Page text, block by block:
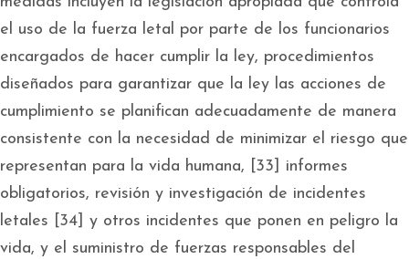
el uso de la fuerza letal por parte de los funcionarios
encargados de hacer cumplir la ley, procedimientos
diseñados para garantizar que la ley las acciones de
cumplimiento se planifican adecuadamente de manera
consistente con la necesidad de minimizar el riesgo que
representan para la vida humana, [33] informes
obligatorios, revisión y investigación de incidentes
letales [34] y otros incidentes que ponen en peligro la
vida, y el suministro de fuerzas responsables del